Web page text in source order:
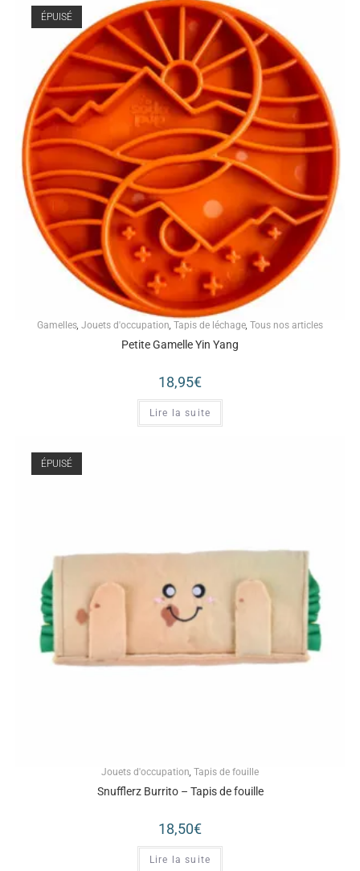
ÉPUISÉ
Gamelles Jouets d'occupation Tapis de léchage Tous nos articles
Petite Gamelle Yin Yang
18,95€
Lire la suite
ÉPUISÉ
Jouets d'occupation, Tapis de fouille
Snufflerz Burrito – Tapis de fouille
18,50€
Lire la suite